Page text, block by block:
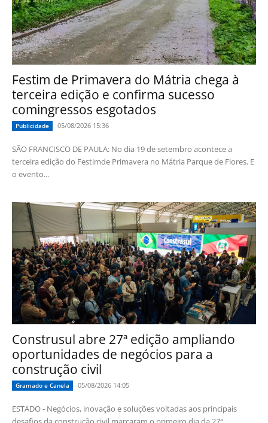
Festim de Primavera do Mátria chega à
terceira edição e confirma sucesso
comingressos esgotados
Publicidade 05/08/2026 15:36
SÃO FRANCISCO DE PAULA: No dia 19 de setembro acontece a
terceira edição do Festimde Primavera no Mátria Parque de Flores. E
o evento...
Construsul abre 27ª edição ampliando
oportunidades de negócios para a
construção civil
Gramado e Canela 05/08/2026 14:05
ESTADO - Negócios, inovação e soluções voltadas aos principais